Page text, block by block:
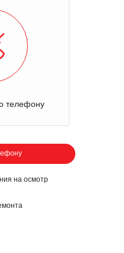
телефону
на осмотр